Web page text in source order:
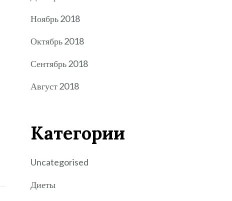
Ноябрь 2018
Октябрь 2018
Сентябрь 2018
Август 2018
Категории
Uncategorised
Диеты